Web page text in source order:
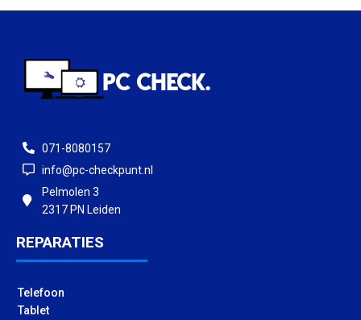
071-8080157
info@pc-checkpunt.nl
Pelmolen 3
2317 PN Leiden
REPARATIES
Telefoon
Tablet